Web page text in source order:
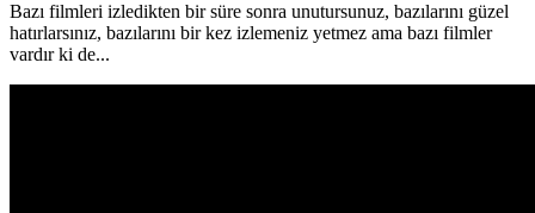
Bazı filmleri izledikten bir süre sonra unutursunuz, bazılarını güzel
hatırlarsınız, bazılarını bir kez izlemeniz yetmez ama bazı filmler
vardır ki de...